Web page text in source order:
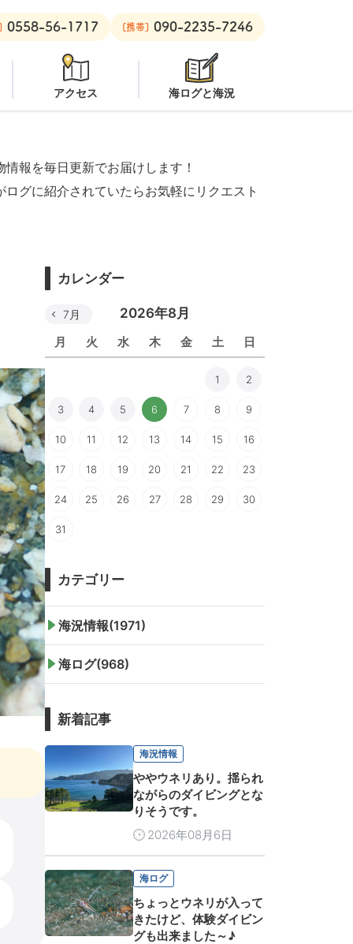
安良里ボート： オープン
0558-56-1717 [携帯] 090-2235-7246
アクセス 海ログと海況
報を毎日更新でお届けします！
グに紹介されていたらお気軽にリクエスト
カレンダー
2026年8月
月 火 水 木 金 土 日
7月
1 2
3 4 5 6 7 8 9
10 11 12 13 14 15 16
17 18 19 20 21 22 23
24 25 26 27 28 29 30
31
カテゴリー
海況情報(1971)
海ログ(968)
新着記事
海況情報
ややウネリあり。揺られ
ながらのダイビングとな
りそうです。
2026年08月6日
海ログ
ちょっとウネリが入って
きたけど、体験ダイビン
グも出来ました～♪